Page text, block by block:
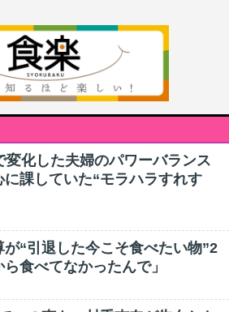
変化した夫婦のパワーバランス
課していた“モラハラすれす
“引退した今こそ食べたい物”2
食べてなかったんで」